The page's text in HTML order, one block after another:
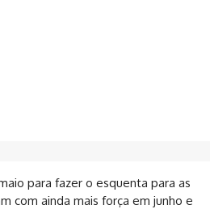
para fazer o esquenta para as
com ainda mais força em junho e